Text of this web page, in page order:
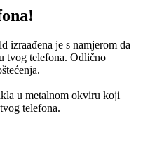
izraađena je s namjerom da
tvog telefona. Odlično
u metalnom okviru koji
telefona.